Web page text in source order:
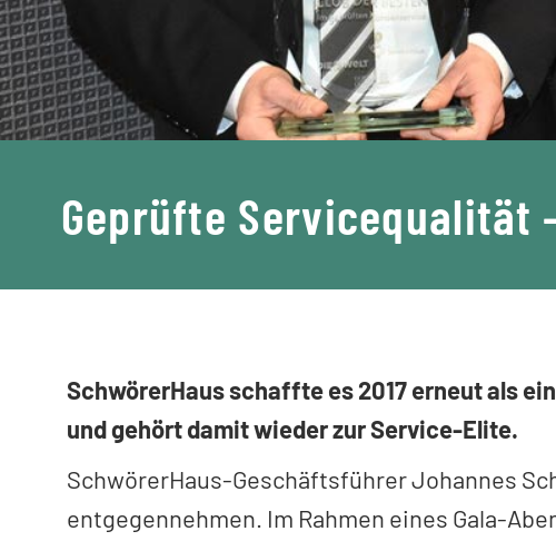
Geprüfte Servicequalität
SchwörerHaus schaffte es 2017 erneut als
und gehört damit wieder zur Service-Elite.
SchwörerHaus-Geschäftsführer Johannes
entgegennehmen. Im Rahmen eines Gala-